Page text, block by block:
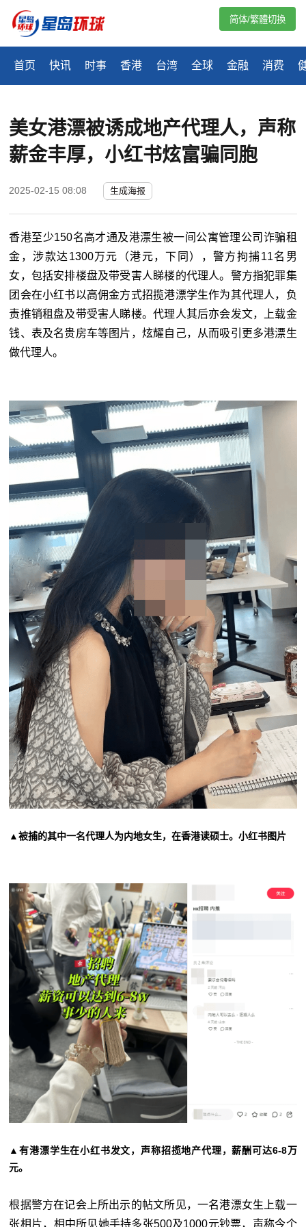
首页 快讯 时事 香港 台湾 全球 金融 消费
简体/繁體切換
美女港漂被诱成地产代理人，声称
薪金丰厚，小红书炫富骗同胞
2025-02-15 08:08 生成海报
香港至少150名高才通及港漂生被一间公寓管理公司诈骗租
金，涉款达1300万元（港元，下同），警方拘捕11名男
女，包括安排楼盘及带受害人睇楼的代理人。警方指犯罪集
团会在小红书以高佣金方式招揽港漂学生作为其代理人，负
责推销租盘及带受害人睇楼。代理人其后亦会发文，上载金
钱、表及名贵房车等图片，炫耀自己，从而吸引更多港漂生
做代理人。
▲被捕的其中一名代理人为内地女生，在香港读硕士。小红书图片
▲有港漂学生在小红书发文，声称招揽地产代理，薪酬可达6-8万
元。
根据警方在记会上所出示的帖文所见，一名港漂女生上载一
张相片，相中所见她手持多张500及1000元钞票，声称今个